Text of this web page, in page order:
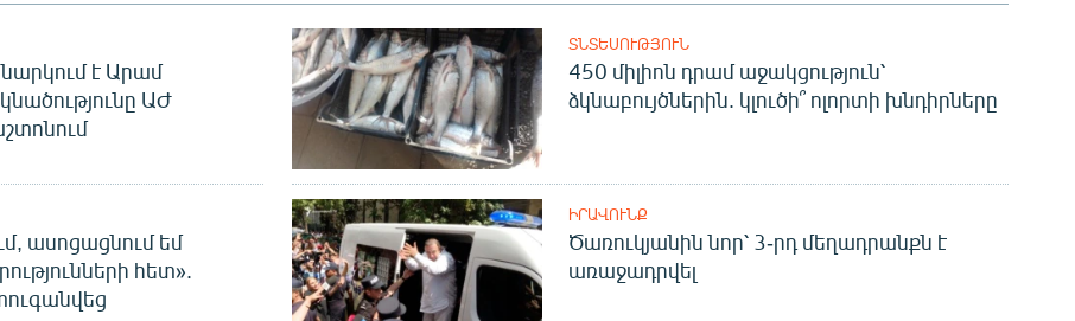
է Արամ
ԱԺ
ՏՆՏԵՍՈՒԹՅՈՒՆ
450 միլիոն դրամ աջակցություն՝
ձկնաբույծներին. կլուծի՞ ոլորտի խնդիրները
ասոցացնում եմ
հետ».
ԻՐԱՎՈՒՆՔ
Ծառուկյանին նոր՝ 3-րդ մեղադրանքն է
առաջադրվել